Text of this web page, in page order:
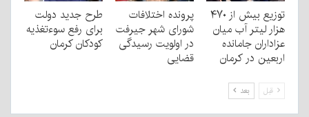
توزیع بیش از ۴۷۰
هزار لیتر آب میان
عزاداران جامانده
اربعین در کرمان
پرونده اختلافات
شورای شهر جیرفت
در اولویت رسیدگی
قضایی
طرح جدید دولت
برای رفع سوءتغذیه
کودکان کرمان
قبل بعد